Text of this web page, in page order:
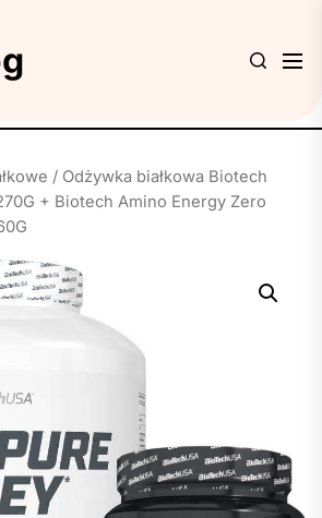
/ Odżywka białkowa Biotech
+ Biotech Amino Energy Zero